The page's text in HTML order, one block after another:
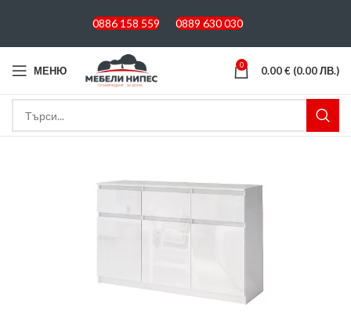
0886 158 559 0889 630 030
МЕНЮ 0 0.00€ (0.00 ЛВ.)